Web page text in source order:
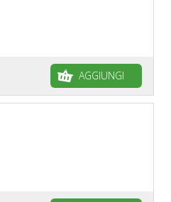
AGGIUNGI